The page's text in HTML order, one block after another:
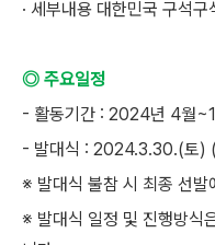
· 세부내용 대한민국 구석
◎ 주요일정
- 활동기간 : 2024년 4월
- 발대식 : 2024.3.30.(토)
※ 발대식 불참 시 최종 선발
※ 발대식 일정 및 진행방식